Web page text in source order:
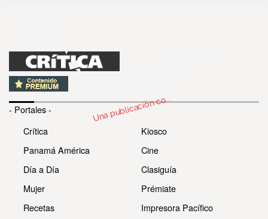
U
om
er
u)
- Portales -
Crítica
Panamá América
Día a Día
Mujer
Recetas
Kiosco
Cine
Clasiguía
Prémiate
Impresora Pacífico